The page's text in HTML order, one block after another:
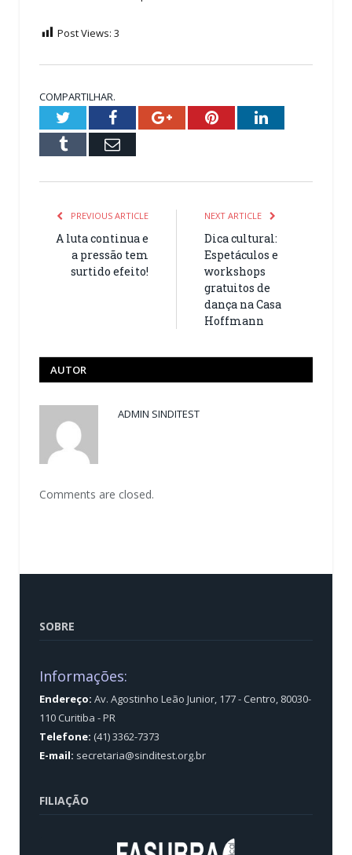
Post Views: 3
COMPARTILHAR.
TwitterFacebookGoogle+PinterestLinkedIn
Tumblr Email
PREVIOUS ARTICLE
A luta continua e
a pressão tem
surtido efeito!
NEXT ARTICLE
Dica cultural:
Espetáculos e
workshops
gratuitos de
dança na Casa
Hoffmann
AUTOR
ADMIN SINDITEST
Comments are closed.
SOBRE
Informações:
Endereço: Av. Agostinho Leão Junior, 177 - Centro, 80030-
110 Curitiba - PR
Telefone: (41) 3362-7373
E-mail: secretaria@sinditest.org.br
FILIAÇÃO